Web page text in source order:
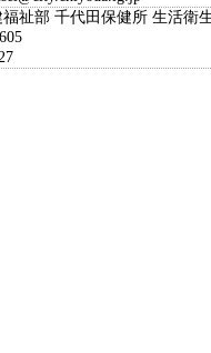
祉部 千代田保健所 生活衛